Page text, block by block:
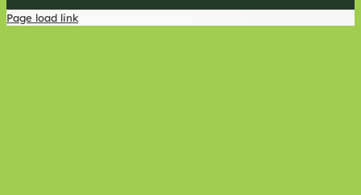
Page load link